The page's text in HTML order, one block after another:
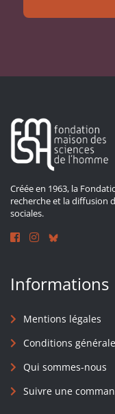
Créée en 1963, la
recherche et la diffusion
sociales.
Informations
Mentions légales
Conditions
Qui sommes-nous
Suivre une